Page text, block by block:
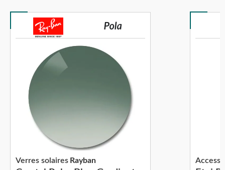
Verres solaires Rayban